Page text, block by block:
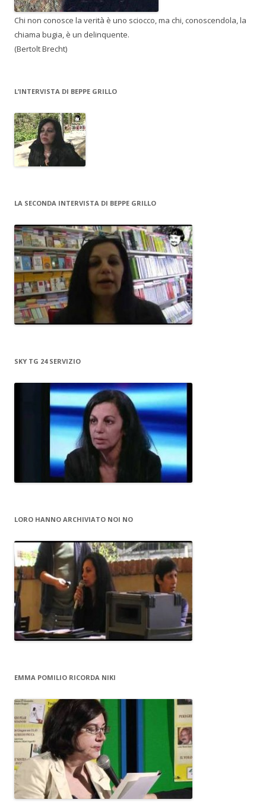
Chi non conosce la verità è uno sciocco, ma chi, conoscendola, la
chiama bugia, è un delinquente.
(Bertolt Brecht)
L’INTERVISTA DI BEPPE GRILLO
LA SECONDA INTERVISTA DI BEPPE GRILLO
SKY TG 24 SERVIZIO
LORO HANNO ARCHIVIATO NOI NO
EMMA POMILIO RICORDA NIKI